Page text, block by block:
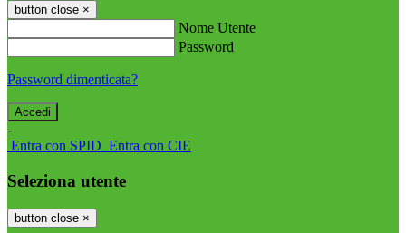
button close ×
Nome Utente
Password
Password dimenticata?
-
Entra con SPID Entra con CIE
Seleziona utente
button close ×